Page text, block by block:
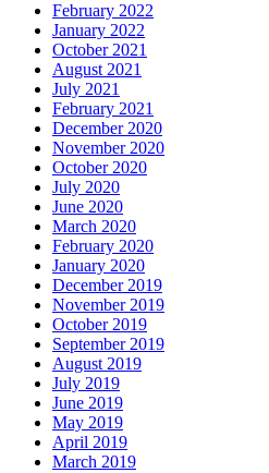
February 2022
January 2022
October 2021
August 2021
July 2021
February 2021
December 2020
November 2020
October 2020
July 2020
June 2020
March 2020
February 2020
January 2020
December 2019
November 2019
October 2019
September 2019
August 2019
July 2019
June 2019
May 2019
April 2019
March 2019